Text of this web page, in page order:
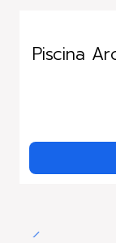
Piscina